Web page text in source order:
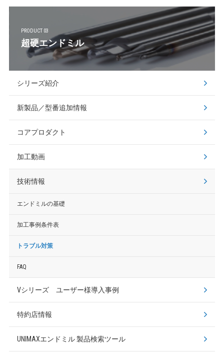
PRODUCT 03
超硬エンドミル
シリーズ紹介
新製品／型番追加情報
コアプロダクト
加工動画
技術情報
エンドミルの基礎
加工事例条件表
トラブル対策
FAQ
Vシリーズ ユーザー様導入事例
特約店情報
UNIMAXエンドミル製品検索ツール